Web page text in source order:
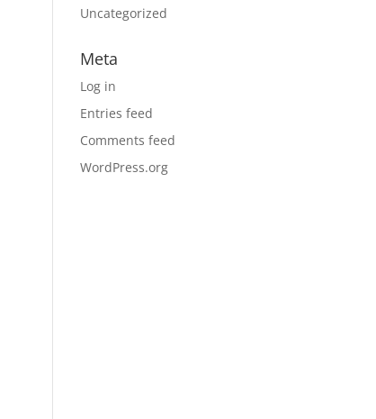
Uncategorized
Meta
Log in
Entries feed
Comments feed
WordPress.org